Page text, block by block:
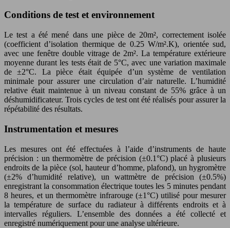
Conditions de test et environnement
Le test a été mené dans une pièce de 20m², correctement isolée
(coefficient d’isolation thermique de 0.25 W/m².K), orientée sud,
avec une fenêtre double vitrage de 2m². La température extérieure
moyenne durant les tests était de 5°C, avec une variation maximale
de ±2°C. La pièce était équipée d’un système de ventilation
minimale pour assurer une circulation d’air naturelle. L’humidité
relative était maintenue à un niveau constant de 55% grâce à un
déshumidificateur. Trois cycles de test ont été réalisés pour assurer la
répétabilité des résultats.
Instrumentation et mesures
Les mesures ont été effectuées à l’aide d’instruments de haute
précision : un thermomètre de précision (±0.1°C) placé à plusieurs
endroits de la pièce (sol, hauteur d’homme, plafond), un hygromètre
(±2% d’humidité relative), un wattmètre de précision (±0.5%)
enregistrant la consommation électrique toutes les 5 minutes pendant
8 heures, et un thermomètre infrarouge (±1°C) utilisé pour mesurer
la température de surface du radiateur à différents endroits et à
intervalles réguliers. L’ensemble des données a été collecté et
enregistré numériquement pour une analyse ultérieure.